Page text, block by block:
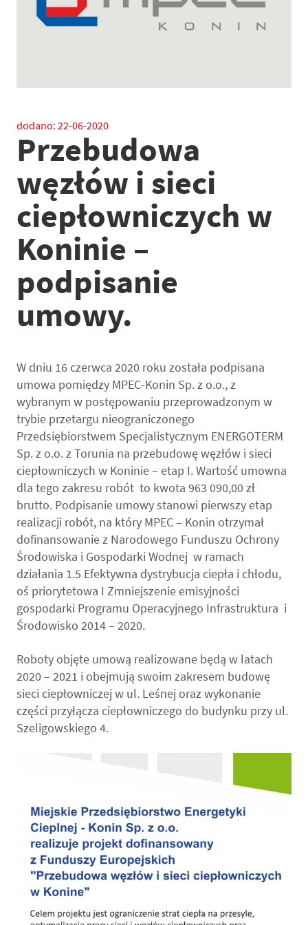
dodano: 22-06-2020
Przebudowa
węzłów i sieci
ciepłowniczych w
Koninie –
podpisanie
umowy.
W dniu 16 czerwca 2020 roku została podpisana
umowa pomiędzy MPEC-Konin Sp. z o.o., z
wybranym w postępowaniu przeprowadzonym w
trybie przetargu nieograniczonego
Przedsiębiorstwem Specjalistycznym ENERGOTERM
Sp. z o.o. z Torunia na przebudowę węzłów i sieci
ciepłowniczych w Koninie – etap I. Wartość umowna
dla tego zakresu robót to kwota 963 090,00 zł
brutto. Podpisanie umowy stanowi pierwszy etap
realizacji robót, na który MPEC – Konin otrzymał
dofinansowanie z Narodowego Funduszu Ochrony
Środowiska i Gospodarki Wodnej w ramach
działania 1.5 Efektywna dystrybucja ciepła i chłodu,
oś priorytetowa I Zmniejszenie emisyjności
gospodarki Programu Operacyjnego Infrastruktura i
Środowisko 2014 – 2020.
Roboty objęte umową realizowane będą w latach
2020 – 2021 i obejmują swoim zakresem budowę
sieci ciepłowniczej w ul. Leśnej oraz wykonanie
części przyłącza ciepłowniczego do budynku przy ul.
Szeligowskiego 4.